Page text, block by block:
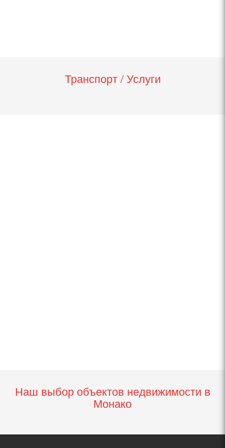
Транспорт / Услуги
Наш выбор объектов недвижимости в
Монако